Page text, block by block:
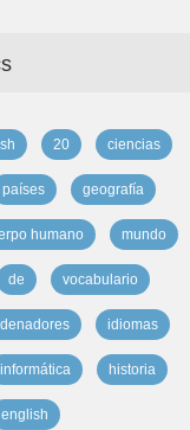
20 ciencias
países geografía
humano mundo
de vocabulario
idiomas
informática historia
english